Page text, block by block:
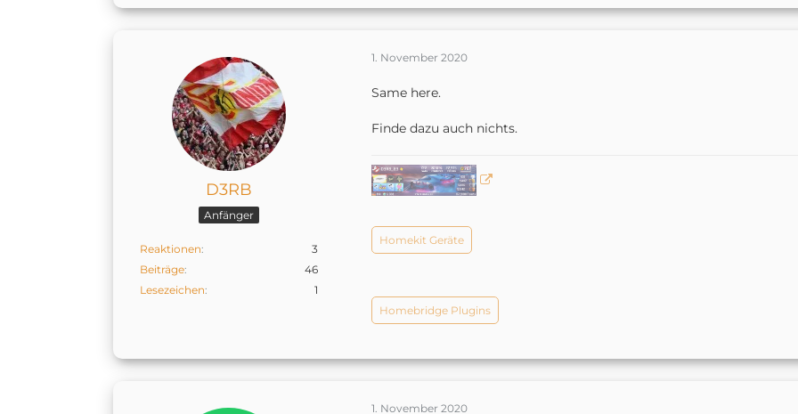
D3RB
Anfänger
Reaktionen
3
Beiträge
46
Lesezeichen
1
1. November 2020
Same here.
Finde dazu auch nichts.
Homekit Geräte
Homebridge Plugins
1. November 2020